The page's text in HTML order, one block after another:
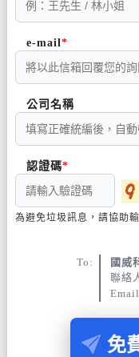
e-mail
公司名稱
認證碼
為避免垃圾訊息，請協助
To:
國威
聯絡
免